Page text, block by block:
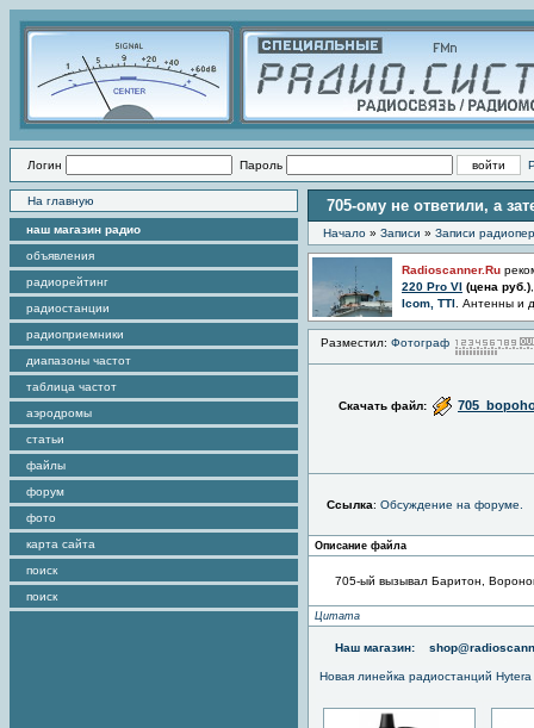
Логин Пароль
На главную
наш магазин радио
объявления
радиорейтинг
радиостанции
радиоприемники
диапазоны частот
таблица частот
аэродромы
статьи
файлы
форум
фото
карта сайта
поиск
поиск
705-ому не ответили, а
Начало » Записи » Записи
Radioscanner.Ru
220 Pro VI (цена руб.)
Icom, TTI . Антенны и
Разместил: Фотограф
Скачать файл:
Ссылка: Обсуждение на форуме.
Описание файла
705-ый вызывал Баритон,
Цитата
Наш магазин:
Новая линейка радиостанций